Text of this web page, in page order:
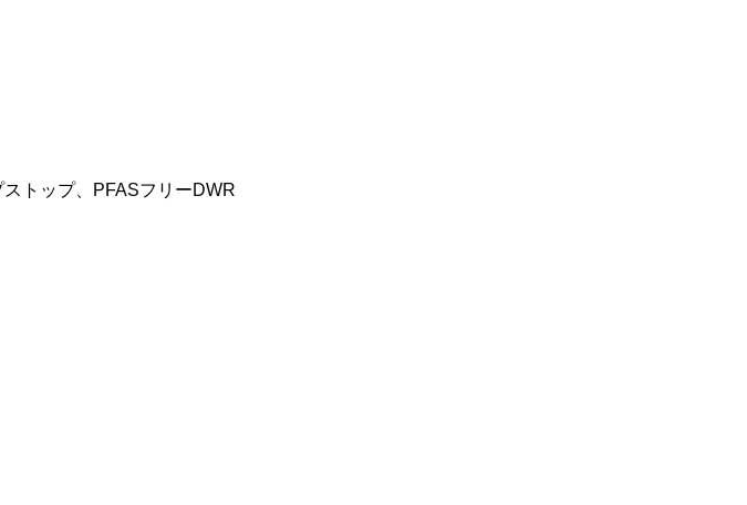
トップ、PFASフリーDWR